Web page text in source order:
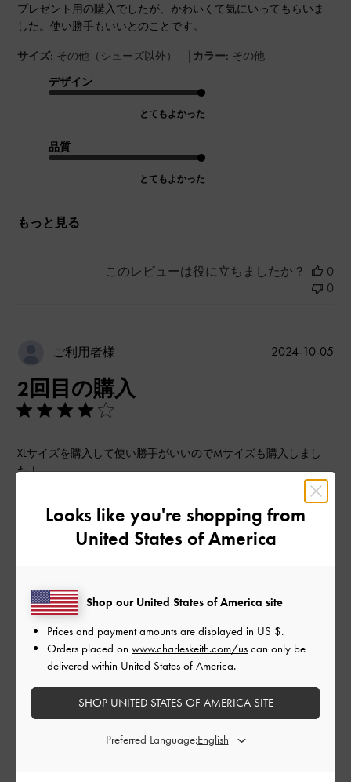
プレゼント用の購入でしたが、かわいくて気にいってもらいま
した。使い勝手もいいとのことです。
サイズ: その他（シューズ以外） | カラー: その他
デザイン
とてもよかった
品質
とてもよかった
もっと見る
このレビューは役に立ちましたか？
0
0
ご利用者様
2回目の購入
XLサイズを購入して使い勝手がいいのでMサイズも購入しまし
た！
思ったより小さかったですが、必要なものは入るし可愛いので
その他（シューズ以外） |カラー: ブラック系
品質
とてもよかった
もっと見る
公
2024-10-05
このレビューは役に立ちましたか？
Looks like you're shopping from
United States of America
Shop our United States of America site
Prices and payment amounts are displayed in US $.
Orders placed on www.charleskeith.com/us can only be
delivered within United States of America.
SHOP UNITED STATES OF AMERICA SITE
Preferred Language: